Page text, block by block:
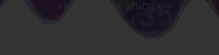
PRODUZIONE E VENDITA